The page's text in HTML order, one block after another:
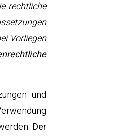
rechtliche
Vorliegen
und
Der